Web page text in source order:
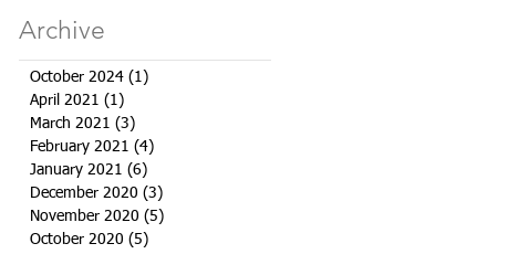
Archive
October 2024 (1)
April 2021 (1)
March 2021 (3)
February 2021 (4)
January 2021 (6)
December 2020 (3)
November 2020 (5)
October 2020 (5)